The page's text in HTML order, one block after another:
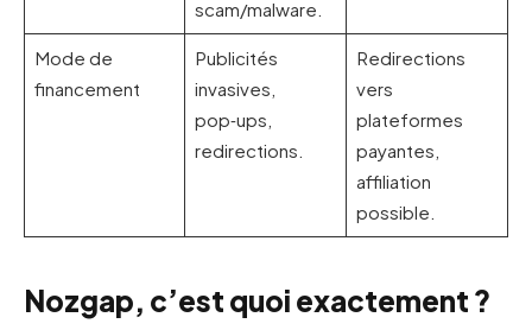
scam/malware.
Mode de
financement
Publicités
invasives,
pop‑ups,
redirections.
Redirections
vers
plateformes
payantes,
affiliation
possible.
Nozgap, c’est quoi exactement ?